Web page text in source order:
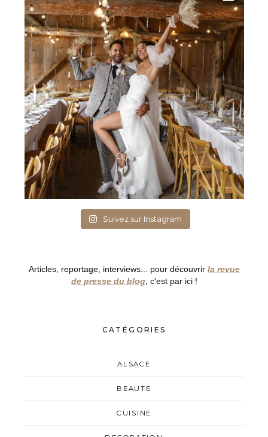
Suivez sur Instagram
Articles, reportage, interviews... pour découvrir la revue
de presse du blog, c'est par ici !
CATÉGORIES
ALSACE
BEAUTE
CUISINE